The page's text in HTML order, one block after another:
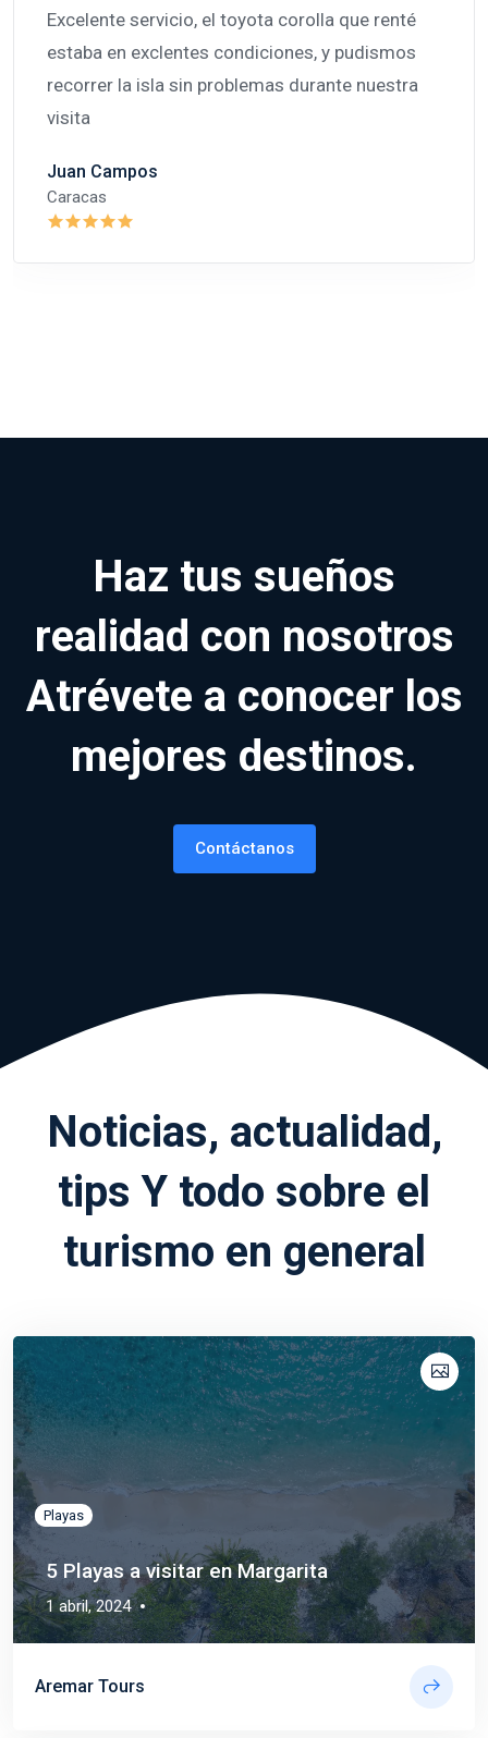
Excelente servicio, el toyota corolla que renté
estaba en exclentes condiciones, y pudismos
recorrer la isla sin problemas durante nuestra
visita
Juan Campos
Caracas
Haz tus sueños
realidad con nosotros
Atrévete a conocer los
mejores destinos.
Contáctanos
Noticias, actualidad,
tipsY todo sobre el
turismo en general
Travel
Playas
5 Playas a visitar en Margarita
1 abril, 2024
Aremar Tours